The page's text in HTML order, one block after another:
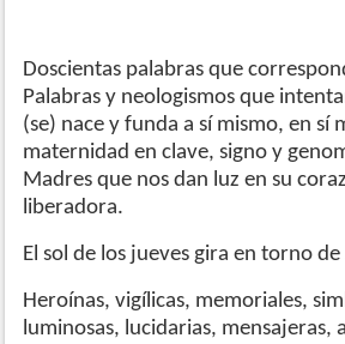
Doscientas palabras que
Palabras y neologismos que
(se) nace y funda a sí mismo, en sí
maternidad en clave, signo y
Madres que nos dan luz en su
liberadora.
El sol de los jueves gira en torno
Heroínas, vigílicas, memoriales,
luminosas, lucidarias, mensajeras,